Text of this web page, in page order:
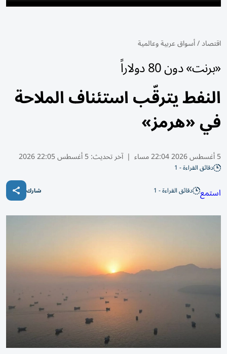
اقتصاد/أسواق عربية وعالمية
«برنت» دون 80 دولاراً
النفط يترقّب استئناف الملاحة
في «هرمز»
5 أغسطس 2026 22:04 مساء | آخر تحديث:5 أغسطس 22:05 2026
دقائق القراءة - 1
استمع دقائق القراءة - 1 شارك